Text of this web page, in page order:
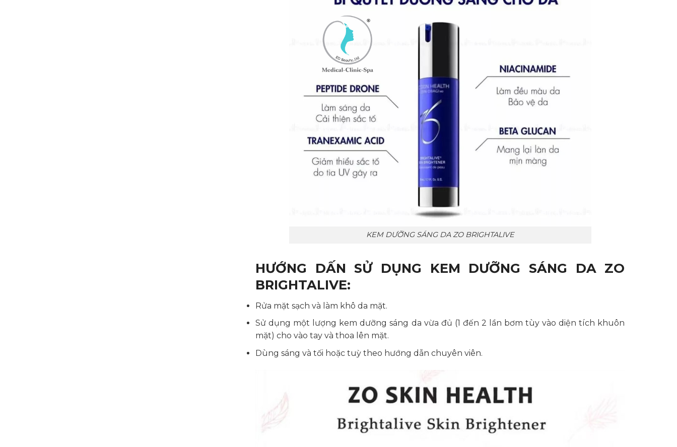
KEM DƯỠNG SÁNG DA ZO BRIGHTALIVE
HƯỚNG DẤN SỬ DỤNG KEM DƯỠNG SÁNG DA ZO
BRIGHTALIVE:
Rửa mặt sạch và làm khô da mặt.
Sử dụng một lượng kem dưỡng sáng da vừa đủ (1 đến 2 lần bơm tùy vào diện tích khuôn
mặt) cho vào tay và thoa lên mặt.
Dùng sáng và tối hoặc tuỳ theo hướng dẫn chuyên viên.